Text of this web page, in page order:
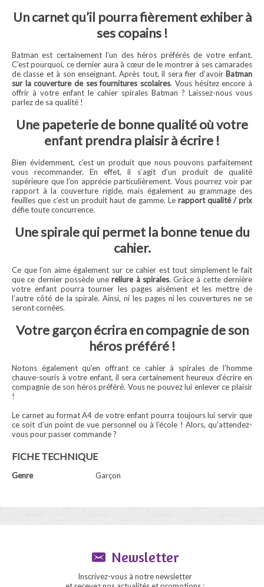
Un carnet qu’il pourra fièrement exhiber à
ses copains !
Batman est certainement l’un des héros préférés de votre enfant.
C’est pourquoi, ce dernier aura à cœur de le montrer à ses camarades
de classe et à son enseignant. Après tout, il sera fier d’avoir Batman
sur la couverture de ses fournitures scolaires. Vous hésitez encore à
offrir à votre enfant le cahier spirales Batman ? Laissez-nous vous
parlez de sa qualité !
Une papeterie de bonne qualité où votre
enfant prendra plaisir à écrire !
Bien évidemment, c’est un produit que nous pouvons parfaitement
vous recommander. En effet, il s’agit d’un produit de qualité
supérieure que l’on apprécie particulièrement. Vous pourrez voir par
rapport à la couverture rigide, mais également au grammage des
feuilles que c’est un produit haut de gamme. Le rapport qualité / prix
défie toute concurrence.
Une spirale qui permet la bonne tenue du
cahier.
Ce que l’on aime également sur ce cahier est tout simplement le fait
que ce dernier possède unereliure à spirales. Grâce à cette dernière
votre enfant pourra tourner les pages aisément et les mettre de
l’autre côté de la spirale. Ainsi, ni les pages ni les couvertures ne se
seront cornées.
Votre garçon écrira en compagnie de son
héros préféré !
Notons également qu’en offrant ce cahier à spirales de l’homme
chauve-souris à votre enfant, il sera certainement heureux d’écrire en
compagnie de son héros préféré. Vous ne pouvez lui enlever ce plaisir
!
Le carnet au format A4 de votre enfant pourra toujours lui servir que
ce soit d’un point de vue personnel ou à l’école ! Alors, qu’attendez-
vous pour passer commande ?
FICHE TECHNIQUE
Genre Garçon
Newsletter
Inscrivez-vous à notre newsletter